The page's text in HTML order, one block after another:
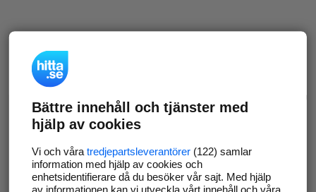
Bättre innehåll och tjänster med
hjälp av cookies
Vi och våra tredjepartsleverantörer(122) samlar
information med hjälp av cookies och
enhetsidentifierare då du besöker vår sajt. Med hjälp
av informationen kan vi utveckla vårt innehåll och våra